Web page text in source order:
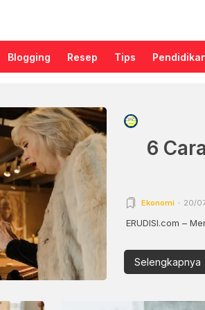
Blogging Resep Tips
6
Ekonomi 20/
ERUDISI.com –
Selengkapnya